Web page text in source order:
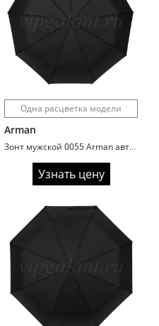
Одна расцветка модели
Arman
Зонт мужской 0055 Arman автомат ручка полукрюк
Узнать цену